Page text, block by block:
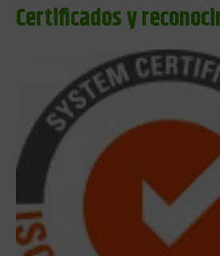
Certificados y